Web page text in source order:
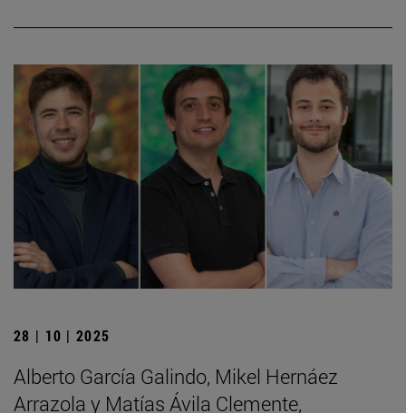
28 | 10 | 2025
Alberto García Galindo, Mikel Hernáez
Arrazola y Matías Ávila Clemente,